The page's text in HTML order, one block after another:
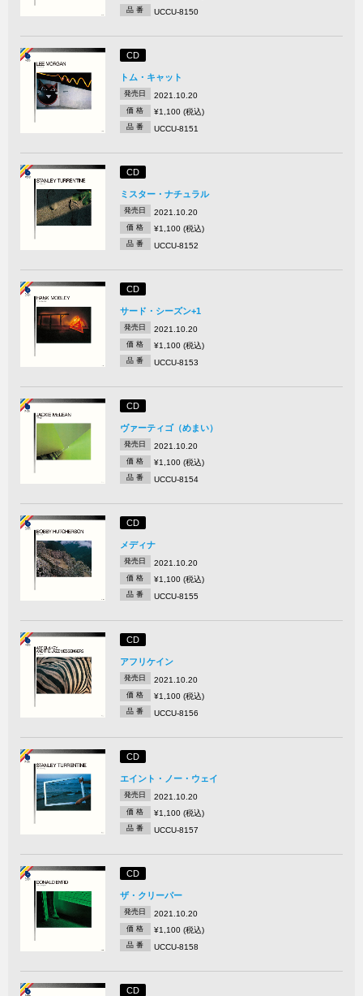
品 番 UCCU-8150
CD
トム・キャット
発売日 2021.10.20
価 格 ¥1,100 (税込)
品 番 UCCU-8151
CD
ミスター・ナチュラル
発売日 2021.10.20
価 格 ¥1,100 (税込)
品 番 UCCU-8152
CD
サード・シーズン+1
発売日 2021.10.20
価 格 ¥1,100 (税込)
品 番 UCCU-8153
CD
ヴァーティゴ（めまい）
発売日 2021.10.20
価 格 ¥1,100 (税込)
品 番 UCCU-8154
CD
メディナ
発売日 2021.10.20
価 格 ¥1,100 (税込)
品 番 UCCU-8155
CD
アフリケイン
発売日 2021.10.20
価 格 ¥1,100 (税込)
品 番 UCCU-8156
CD
エイント・ノー・ウェイ
発売日 2021.10.20
価 格 ¥1,100 (税込)
品 番 UCCU-8157
CD
ザ・クリーパー
発売日 2021.10.20
価 格 ¥1,100 (税込)
品 番 UCCU-8158
CD